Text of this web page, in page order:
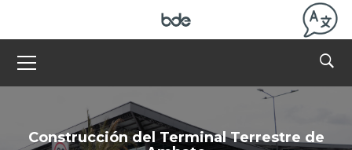
Construcción del Terminal Terrestre de